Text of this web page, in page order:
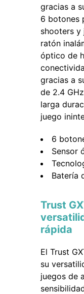
gracias a
6 botones
shooters y
ratón
óptico de
gracias a
de 2.4
larga
juego
6
Sensor
Batería
Trust
rápida
El Trust
su
juegos de